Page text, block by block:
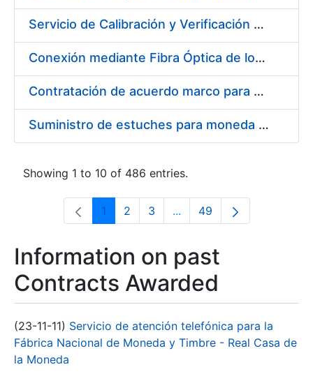
Servicio de Calibración y Verificación Externa de los Equipos de Medición del Servicio de Prevención de la FNMT-RCM
Conexión mediante Fibra Óptica de los Centros de Proceso de Datos (CPDs) de las sedes de la FNMT-RCM de Burgos y Madrid
Contratación de acuerdo marco para el Suministro de Material de Electricidad para la Fábrica Nacional de Moneda y Timbre-Real Casa de la Moneda en su centro de trabajo de Burgos
Suministro de estuches para moneda de 30 €
Showing 1 to 10 of 486 entries.
Page
1 Page
2 Page
3 ...Intermediate Pages Use
Page
49
Information on past
Contracts Awarded
(23-11-11) Servicio de atención telefónica para la
Fábrica Nacional de Moneda y Timbre - Real Casa de
la Moneda